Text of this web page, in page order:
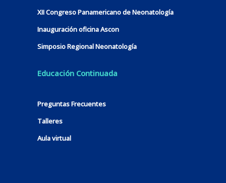
XII Congreso Panamericano de Neonatología
Inauguración oficina Ascon
Simposio Regional Neonatología
Educación Continuada
Preguntas Frecuentes
Talleres
Aula virtual